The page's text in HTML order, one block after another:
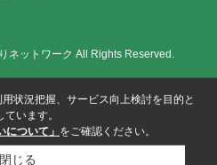
ネットワーク All Rights Reserved.
状況把握、サービス向上検討を目的と
います。
について」 をご確認ください。
閉じる